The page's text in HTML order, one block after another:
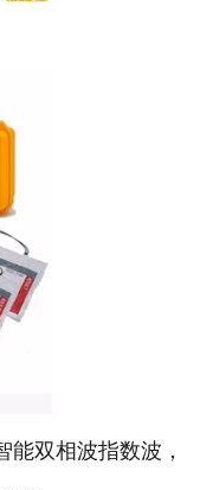
能双相波指数波，